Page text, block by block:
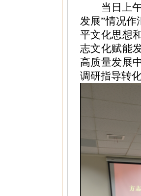
当日上
发展”情况作
平文化思想
志文化赋能
高质量发展
调研指导转